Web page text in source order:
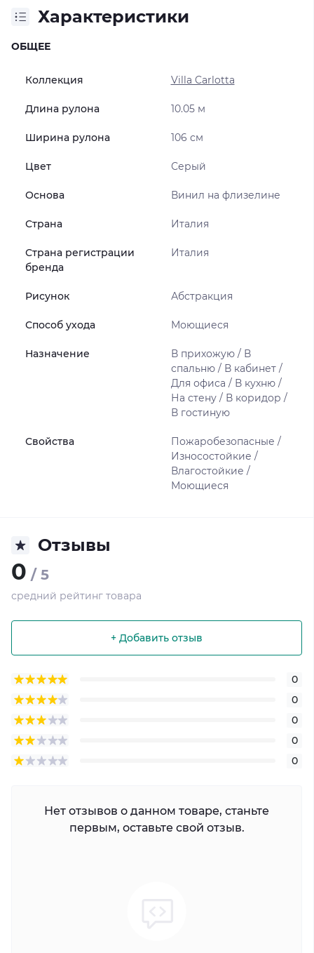
Характеристики
ОБЩЕЕ
Коллекция Villa Carlotta
Длина рулона 10.05 м
Ширина рулона 106 см
Цвет Серый
Основа Винил на флизелине
Страна Италия
Страна регистрации
бренда
Италия
Рисунок Абстракция
Способ ухода Моющиеся
Назначение
В прихожую / В
спальню / В кабинет /
Для офиса / В кухню /
На стену / В коридор /
В гостиную
Свойства
Пожаробезопасные /
Износостойкие /
Влагостойкие /
Моющиеся
Отзывы
0 / 5
средний рейтинг товара
+ Добавить отзыв
0
0
0
0
0
Нет отзывов о данном товаре, станьте
первым, оставьте свой отзыв.